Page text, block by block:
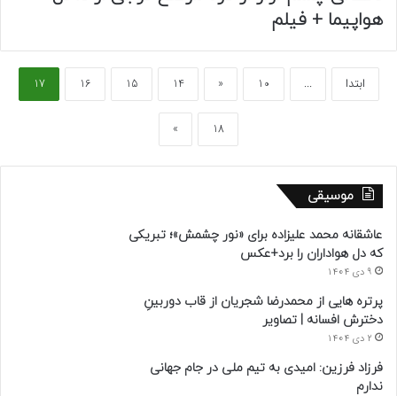
هواپیما + فیلم
ابتدا ...
10
«
14
15
16
17
18
»
موسیقی
عاشقانه محمد علیزاده برای «نور چشمش»؛ تبریکی
که دل هواداران را برد+عکس
9 دی 1404
پرتره هایی از محمدرضا شجریان از قاب دوربینِ
دخترش افسانه | تصاویر
2 دی 1404
فرزاد فرزین: امیدی به تیم ملی در جام جهانی
ندارم